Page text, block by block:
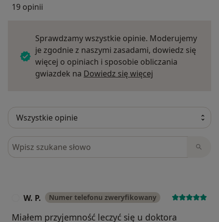
19 opinii
Sprawdzamy wszystkie opinie. Moderujemy
je zgodnie z naszymi zasadami, dowiedz się
więcej o opiniach i sposobie obliczania
gwiazdek na Dowiedz się więcej
Szukaj w opiniach
W. P. Numer telefonu zweryfikowany
Miałem przyjemność leczyć się u doktora